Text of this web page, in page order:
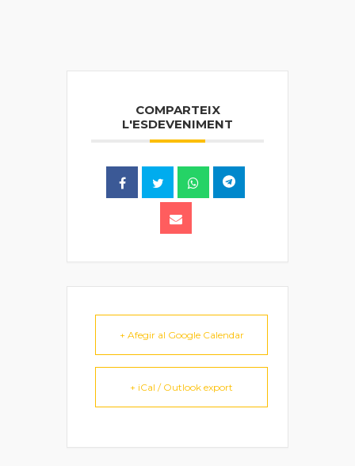
COMPARTEIX
L'ESDEVENIMENT
+ Afegir al Google Calendar
+ iCal / Outlook export